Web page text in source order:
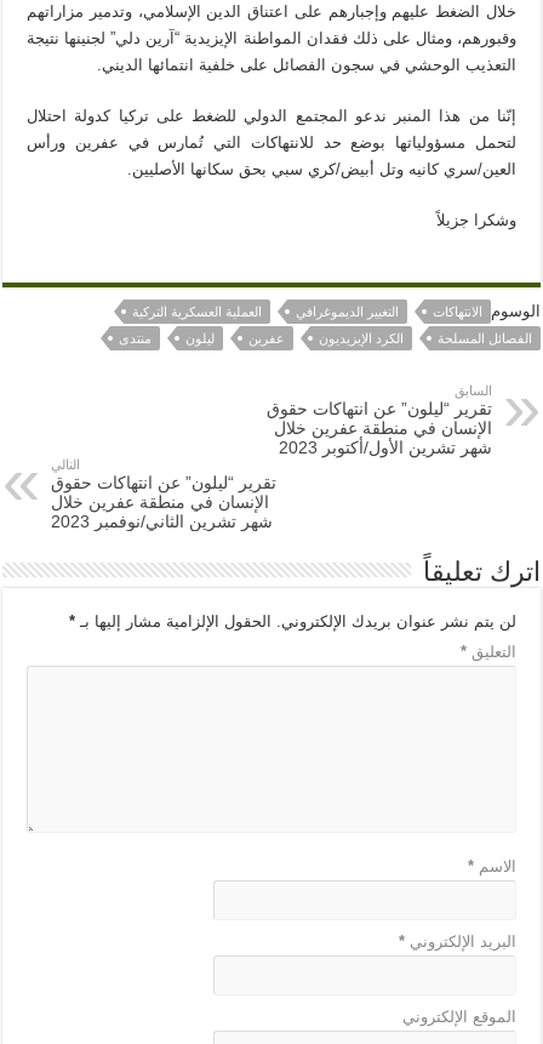
خلال الضغط عليهم وإجبارهم على اعتناق الدين الإسلامي، وتدمير مزاراتهم
وقبورهم، ومثال على ذلك فقدان المواطنة الإيزيدية “آرين دلي” لجنينها نتيجة
التعذيب الوحشي في سجون الفصائل على خلفية انتمائها الديني.
إنّنا من هذا المنبر ندعو المجتمع الدولي للضغط على تركيا كدولة احتلال
لتحمل مسؤولياتها بوضع حد للانتهاكات التي تُمارس في عفرين ورأس
العين/سري كانيه وتل أبيض/كري سبي بحق سكانها الأصليين.
وشكرا جزيلاً
الوسوم الانتهاكات التغيير الديموغرافي
العملية العسكرية التركية
الفصائل المسلحة
الكرد الإيزيديون عفرين ليلون منتدى
السابق
تقرير “ليلون” عن انتهاكات حقوق
الإنسان في منطقة عفرين خلال
شهر تشرين الأول/أكتوبر 2023
التالي
تقرير “ليلون” عن انتهاكات حقوق
الإنسان في منطقة عفرين خلال
شهر تشرين الثاني/نوفمبر 2023
اترك تعليقاً
لن يتم نشر عنوان بريدك الإلكتروني. الحقول الإلزامية مشار إليها بـ*
التعليق*
الاسم*
البريد الإلكتروني*
الموقع الإلكتروني